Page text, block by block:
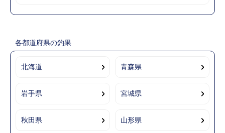
各都道府県の釣果
北海道 青森県
岩手県 宮城県
秋田県 山形県